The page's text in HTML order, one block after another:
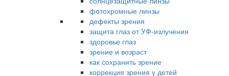
фотохромные линзы
дефекты зрения
защита глаз от УФ-излучения
здоровье глаз
зрение и возраст
как сохранить зрение
коррекция зрения у детей